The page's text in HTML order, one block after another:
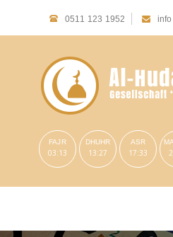
0511 123 1952
FAJR
03:13
DHUHR
13:27
ASR
17:33